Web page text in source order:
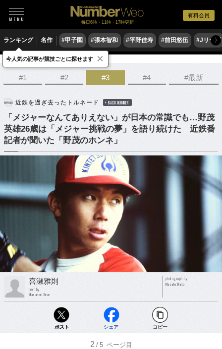
有料会員
毎日6時・11時・17時更新
ランキング 名作 #甲子園 #張本智和 #平野佳寿 #前田悠伍 #Jリーグ
〉
野球 プロ野球
#1 #2 #3 #4 #最新
近鉄を過ぎ去ったトルネード BACK NUMBER
「メジャーなんてありえない」が日本の常識でも…野茂
英雄26歳は「メジャー挑戦の夢」を語り続けた 近鉄番
記者が聞いた「野茂のホンネ」
喜瀬雅則
text by
Masanori Kise
photograph by
Masato Daito
ポスト シェア コピー
2 /5 ページ目
今人気の記事が競技ごとに探せます ×